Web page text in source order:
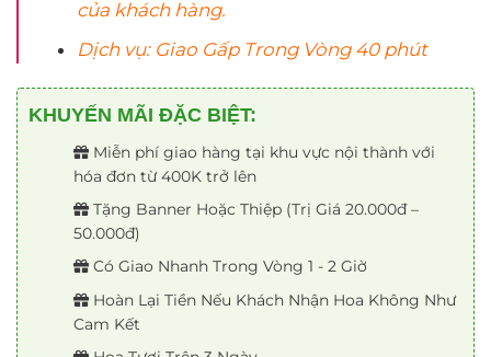
của khách hàng.
Dịch vụ: Giao Gấp Trong Vòng 40 phút
KHUYẾN MÃI ĐẶC BIỆT:
Miễn phí giao hàng tại khu vực nội thành với
hóa đơn từ 400K trở lên
Tặng Banner Hoặc Thiệp (Trị Giá 20.000đ –
50.000đ)
Có Giao Nhanh Trong Vòng 1 - 2 Giờ
Hoàn Lại Tiền Nếu Khách Nhận Hoa Không Như
Cam Kết